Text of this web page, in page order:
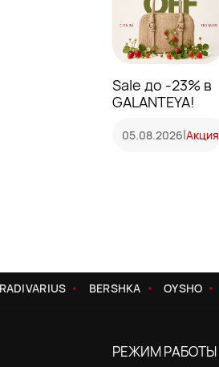
Sale до -23% в
GALANTEYA!
05.08.2026|Акция
BERSHKA OYSHO
РЕЖИМ РАБОТЫ